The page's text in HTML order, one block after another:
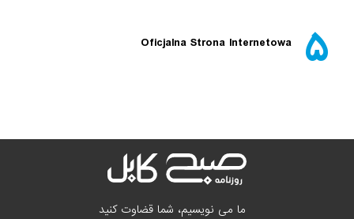
۵ Oficjalna Strona Internetowa
ما می نویسیم، شما قضاوت کنید